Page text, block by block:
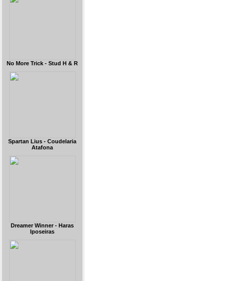
No More Trick - Stud H & R
Spartan Lius - Coudelaria
Atafona
Dreamer Winner - Haras
Iposeiras